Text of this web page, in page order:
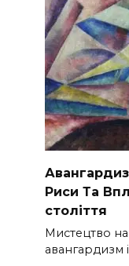
Риси Та
століття
Мистецтво
авангардизм